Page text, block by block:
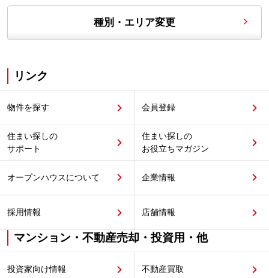
種別・エリア変更
リンク
物件を探す 会員登録
住まい探しの
サポート
住まい探しの
お役立ちマガジン
オープンハウスについて 企業情報
採用情報 店舗情報
マンション・不動産売却・投資用・他
投資家向け情報 不動産買取